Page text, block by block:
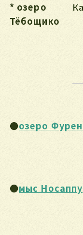
* озеро
Тёбощико
●озеро
●мыс Носаппу